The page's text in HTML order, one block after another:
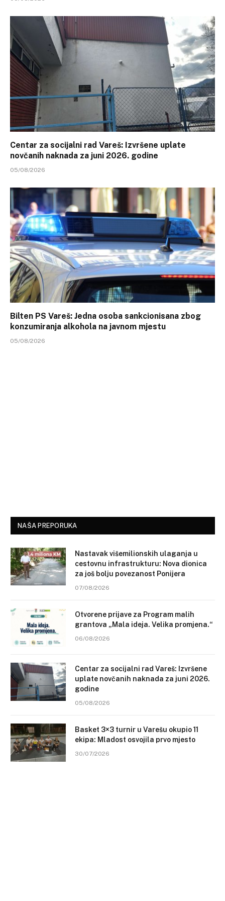
Centar za socijalni rad Vareš: Izvršene uplate
novčanih naknada za juni 2026. godine
05/08/2026
Bilten PS Vareš: Jedna osoba sankcionisana zbog
konzumiranja alkohola na javnom mjestu
05/08/2026
NAŠA PREPORUKA
Nastavak višemilionskih ulaganja u
cestovnu infrastrukturu: Nova dionica
za još bolju povezanost Ponijera
07/08/2026
Otvorene prijave za Program malih
grantova „Mala ideja. Velika promjena.“
06/08/2026
Centar za socijalni rad Vareš: Izvršene
uplate novčanih naknada za juni 2026.
godine
05/08/2026
Basket 3×3 turnir u Varešu okupio 11
ekipa: Mladost osvojila prvo mjesto
30/07/2026